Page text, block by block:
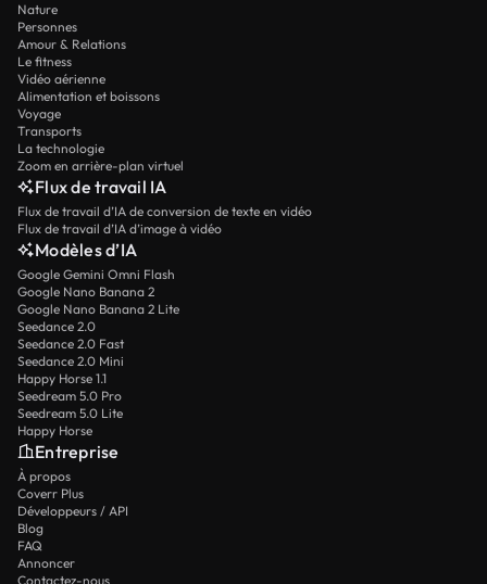
Nature
Personnes
Amour & Relations
Le fitness
Vidéo aérienne
Alimentation et boissons
Voyage
Transports
La technologie
Zoom en arrière-plan virtuel
Flux de travail IA
Flux de travail d’IA de conversion de texte en vidéo
Flux de travail d’IA d’image à vidéo
Modèles d’IA
Google Gemini Omni Flash
Google Nano Banana 2
Google Nano Banana 2 Lite
Seedance 2.0
Seedance 2.0 Fast
Seedance 2.0 Mini
Happy Horse 1.1
Seedream 5.0 Pro
Seedream 5.0 Lite
Happy Horse
Entreprise
À propos
Coverr Plus
Développeurs / API
Blog
FAQ
Annoncer
Contactez-nous